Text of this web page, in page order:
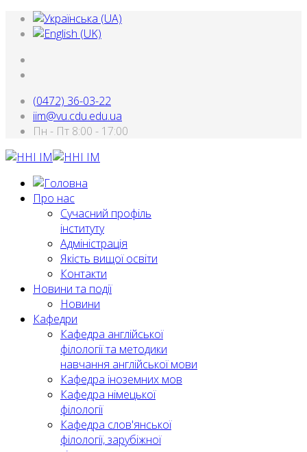
(0472) 36-03-22
iim@vu.cdu.edu.ua
Пн - Пт 8:00 - 17:00
Про нас
Сучасний профіль
інституту
Адміністрація
Якість вищої освіти
Контакти
Новини та події
Новини
Кафедри
Кафедра англійської
філології та методики
навчання англійської мови
Кафедра іноземних мов
Кафедра німецької
філології
Кафедра слов'янської
філології, зарубіжної